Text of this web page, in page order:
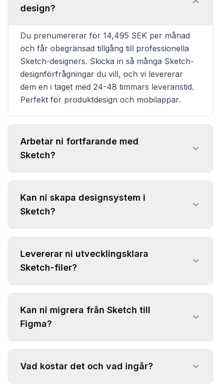
design?
Du prenumererar för 14,495 SEK per månad
och får obegränsad tillgång till professionella
Sketch-designers. Skicka in så många Sketch-
designförfrågningar du vill, och vi levererar
dem en i taget med 24-48 timmars leveranstid.
Perfekt för produktdesign och mobilappar.
Arbetar ni fortfarande med
Sketch?
Kan ni skapa designsystem i
Sketch?
Levererar ni utvecklingsklara
Sketch-filer?
Kan ni migrera från Sketch till
Figma?
Vad kostar det och vad ingår?